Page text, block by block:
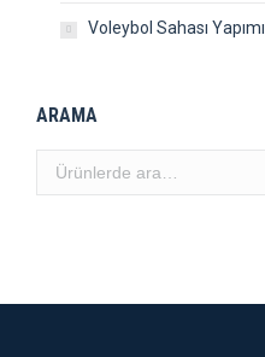
Voleybol Sahası Yapımı
ARAMA